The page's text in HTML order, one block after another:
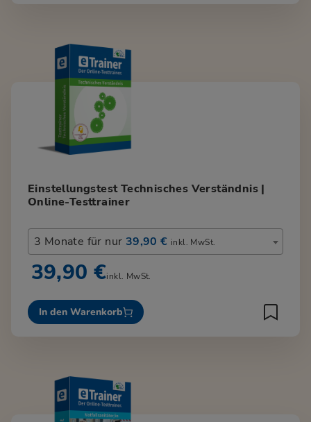
Einstellungstest Technisches Verständnis |
Online-Testtrainer
3 Monate für nur 39,90 € inkl. MwSt.
39,90 €inkl. MwSt.
In den Warenkorb